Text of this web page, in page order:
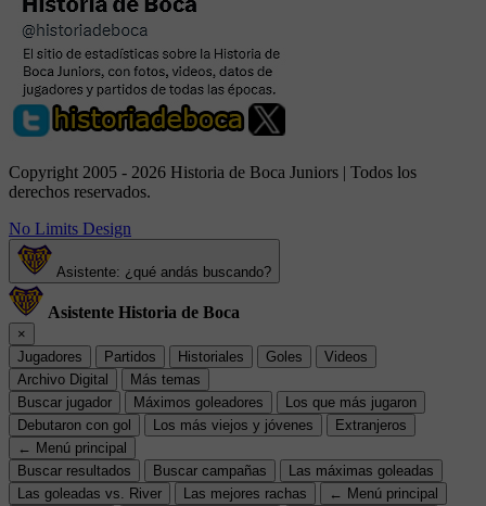
Copyright 2005 - 2026 Historia de Boca Juniors | Todos los
derechos reservados.
No Limits Design
Asistente: ¿qué andás buscando?
Asistente Historia de Boca
×
Jugadores
Partidos Historiales Goles
Videos
Archivo Digital
Más temas
Buscar jugador
Máximos goleadores
Los que más jugaron
Debutaron con gol
Los más viejos y jóvenes
Extranjeros
← Menú principal
Buscar resultados
Buscar campañas
Las máximas goleadas
Las goleadas vs. River
Las mejores rachas
← Menú principal